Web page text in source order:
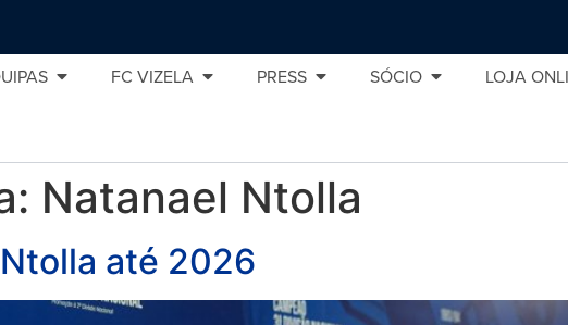
FC VIZELA PRESS SÓCIO LOJA
Natanael Ntolla
até 2026